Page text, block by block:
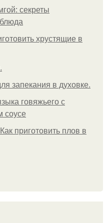
секреты
хрустящие в
запекания в духовке.
говяжьего с
соусе
приготовить плов в